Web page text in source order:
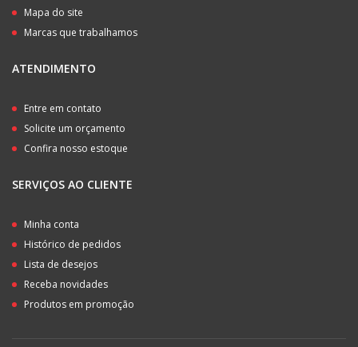
Mapa do site
Marcas que trabalhamos
ATENDIMENTO
Entre em contato
Solicite um orçamento
Confira nosso estoque
SERVIÇOS AO CLIENTE
Minha conta
Histórico de pedidos
Lista de desejos
Receba novidades
Produtos em promoção